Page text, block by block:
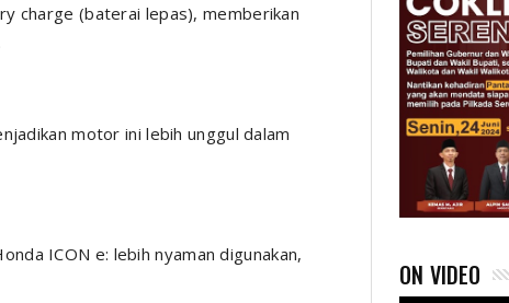
charge (baterai lepas), memberikan
motor ini lebih unggul dalam
ICON e: lebih nyaman digunakan,
ON VIDEO